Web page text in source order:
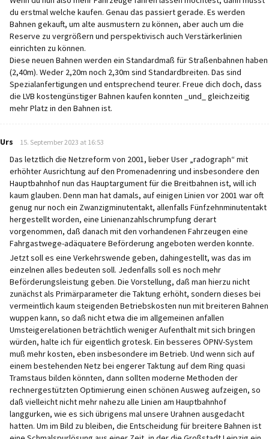
du erstmal welche kaufen. Genau das passiert gerade. Es werden
Bahnen gekauft, um alte ausmustern zu können, aber auch um die
Reserve zu vergrößern und perspektivisch auch Verstärkerlinien
einrichten zu können.
Diese neuen Bahnen werden ein Standardmaß für Straßenbahnen haben
(2,40m). Weder 2,20m noch 2,30m sind Standardbreiten. Das sind
Spezialanfertigungen und entsprechend teurer. Freue dich doch, dass
die LVB kostengünstiger Bahnen kaufen konnten _und_ gleichzeitig
mehr Platz in den Bahnen ist.
Urs says:
15. September 2023 at 16:53
Das letztlich die Netzreform von 2001, lieber User „radograph“ mit
erhöhter Ausrichtung auf den Promenadenring und insbesondere den
Hauptbahnhof nun das Hauptargument für die Breitbahnen ist, will ich
kaum glauben. Denn man hat damals, auf einigen Linien vor 2001 war oft
genug nur noch ein Zwanzigminutentakt, allenfalls Fünfzehnminutentakt
hergestellt worden, eine Linienanzahlschrumpfung derart
vorgenommen, daß danach mit den vorhandenen Fahrzeugen eine
Fahrgastwege-adäquatere Beförderung angeboten werden konnte.
Jetzt soll es eine Verkehrswende geben, dahingestellt, was das im
einzelnen alles bedeuten soll. Jedenfalls soll es noch mehr
Beförderungsleistung geben. Die Vorstellung, daß man hierzu nicht
zunächst als Primärparameter die Taktung erhöht, sondern dieses bei
vermeintlich kaum steigenden Betriebskosten nun mit breiteren Bahnen
wuppen kann, so daß nicht etwa die im allgemeinen anfallen
Umsteigerelationen beträchtlich weniger Aufenthalt mit sich bringen
würden, halte ich für eigentlich grotesk. Ein besseres ÖPNV-System
muß mehr kosten, eben insbesondere im Betrieb. Und wenn sich auf
einem bestehenden Netz bei engerer Taktung auf dem Ring quasi
Tramstaus bilden könnten, dann sollten moderne Methoden der
rechnergestützten Optimierung einen schönen Ausweg aufzeigen, so
daß vielleicht nicht mehr nahezu alle Linien am Hauptbahnhof
langgurken, wie es sich übrigens mal unsere Urahnen ausgedacht
hatten. Um im Bild zu bleiben, die Entscheidung für breitere Bahnen ist